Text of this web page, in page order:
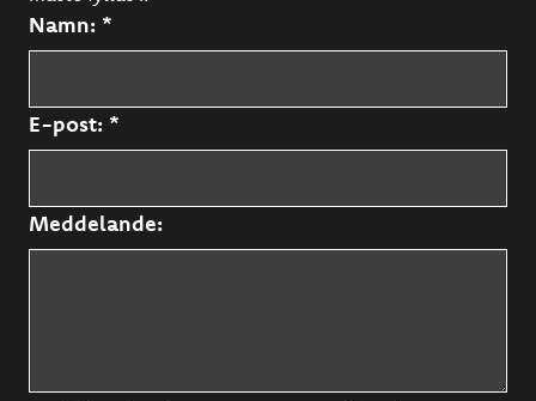
Namn: *
E-post: *
Meddelande: